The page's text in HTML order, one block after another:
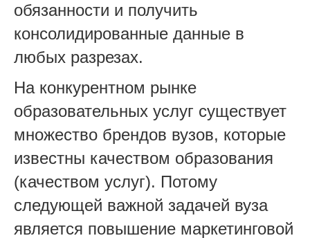
обязанности и получить
консолидированные данные в
любых разрезах.
На конкурентном рынке
образовательных услуг существует
множество брендов вузов, которые
известны качеством образования
(качеством услуг). Потому
следующей важной задачей вуза
является повышение маркетинговой